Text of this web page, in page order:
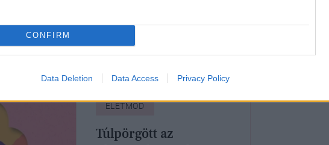
CONFIRM
Data Deletion Data Access Privacy Policy
a
magával ahhoz, hogy
ÉLETMÓD
Túlpörgött az